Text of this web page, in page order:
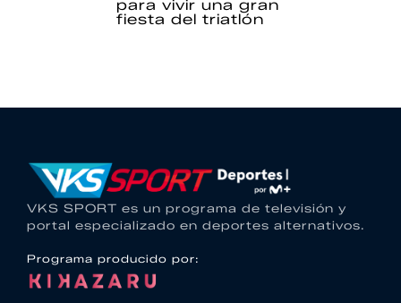
para vivir una gran
fiesta del triatlón
VKS SPORT es un programa de televisión y
portal especializado en deportes alternativos.
Programa producido por: